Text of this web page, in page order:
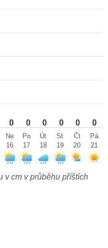
0 0 0 0 0 0
Ne
16
Po
17
Út
18
St
19
Čt
20
Pá
21
v cm v průběhu příštích